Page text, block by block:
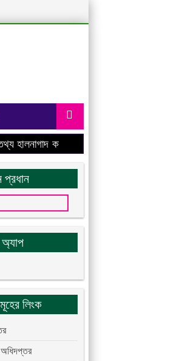
করা হবে।
প্রধান
লিংক
অধিদপ্তর